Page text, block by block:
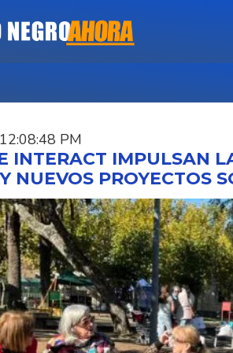
PM
INTERACT IMPULSAN
NUEVOS PROYECTOS
DESTACADAS, NOTICIAS,
05/08/26 10:35:19 PM
INUMET CONFIRMÓ
SE INSTALARÁ RADAR
METEORÓLOGICO EN
YOUNG.